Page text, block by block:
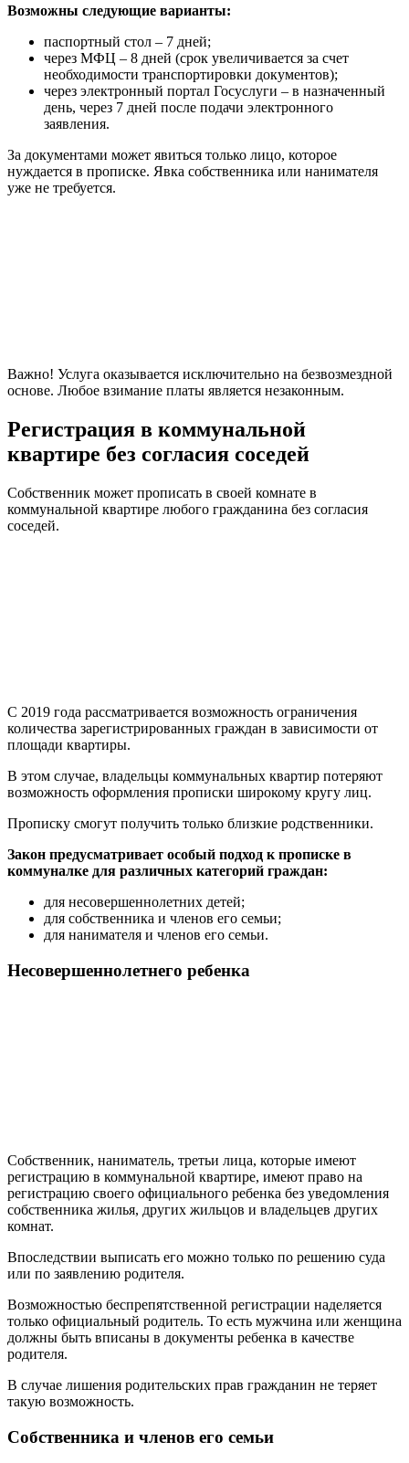
Возможны следующие варианты:
паспортный стол – 7 дней;
через МФЦ – 8 дней (срок увеличивается за счет
необходимости транспортировки документов);
через электронный портал Госуслуги – в назначенный
день, через 7 дней после подачи электронного
заявления.
За документами может явиться только лицо, которое
нуждается в прописке. Явка собственника или нанимателя
уже не требуется.
Важно! Услуга оказывается исключительно на безвозмездной
основе. Любое взимание платы является незаконным.
Регистрация в коммунальной
квартире без согласия соседей
Собственник может прописать в своей комнате в
коммунальной квартире любого гражданина без согласия
соседей.
С 2019 года рассматривается возможность ограничения
количества зарегистрированных граждан в зависимости от
площади квартиры.
В этом случае, владельцы коммунальных квартир потеряют
возможность оформления прописки широкому кругу лиц.
Прописку смогут получить только близкие родственники.
Закон предусматривает особый подход к прописке в
коммуналке для различных категорий граждан:
для несовершеннолетних детей;
для собственника и членов его семьи;
для нанимателя и членов его семьи.
Несовершеннолетнего ребенка
Собственник, наниматель, третьи лица, которые имеют
регистрацию в коммунальной квартире, имеют право на
регистрацию своего официального ребенка без уведомления
собственника жилья, других жильцов и владельцев других
комнат.
Впоследствии выписать его можно только по решению суда
или по заявлению родителя.
Возможностью беспрепятственной регистрации наделяется
только официальный родитель. То есть мужчина или женщина
должны быть вписаны в документы ребенка в качестве
родителя.
В случае лишения родительских прав гражданин не теряет
такую возможность.
Собственника и членов его семьи